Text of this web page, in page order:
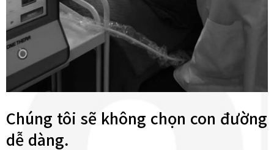
Chúng tôi sẽ không chọn con đường
dễ dàng.